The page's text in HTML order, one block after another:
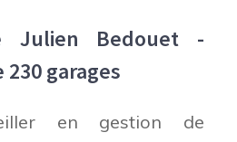
Julien Bedouet -
garages
en gestion de